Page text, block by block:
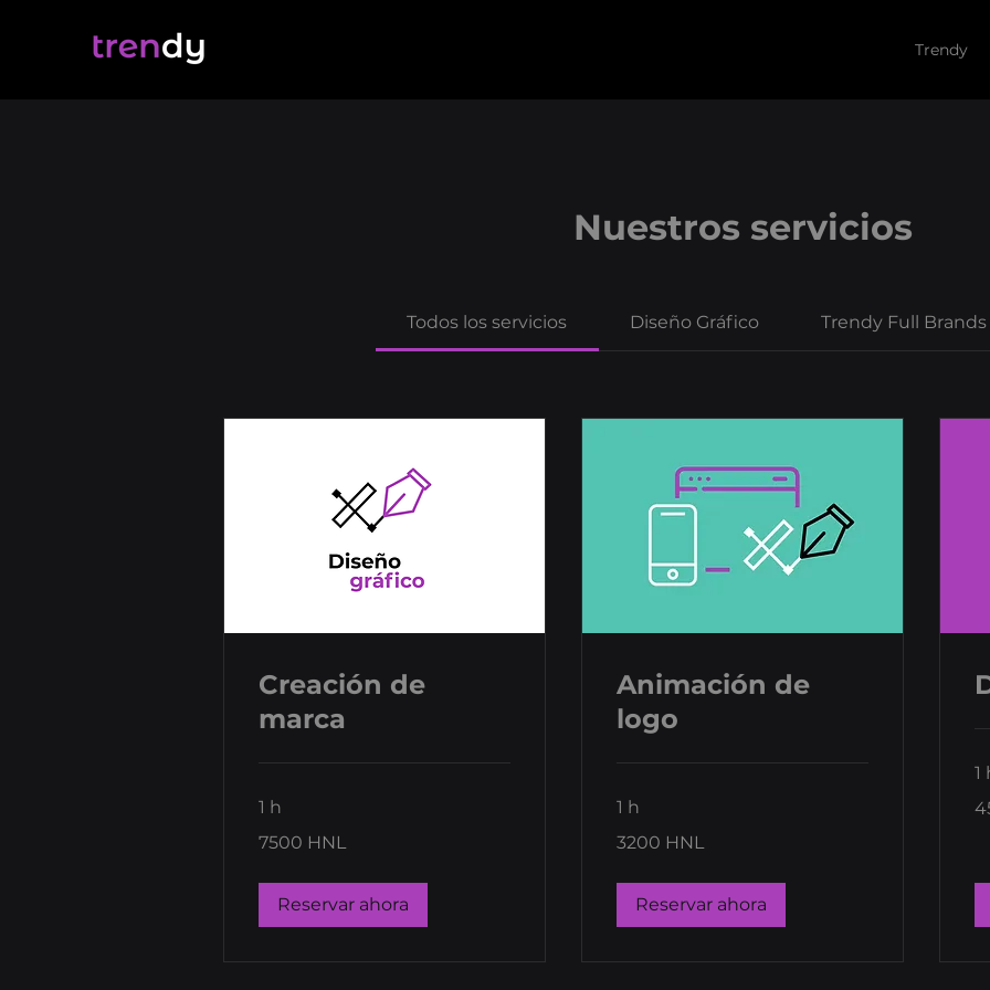
Trendy
Nuestros servicios
Todos los servicios Diseño Gráfico Trendy Full Brands
Creación de
marca
1 h
lempiras
7500 HNL
Reservar ahora
Animación de
logo
1 h
lempiras
3200 HNL
Reservar ahora
1